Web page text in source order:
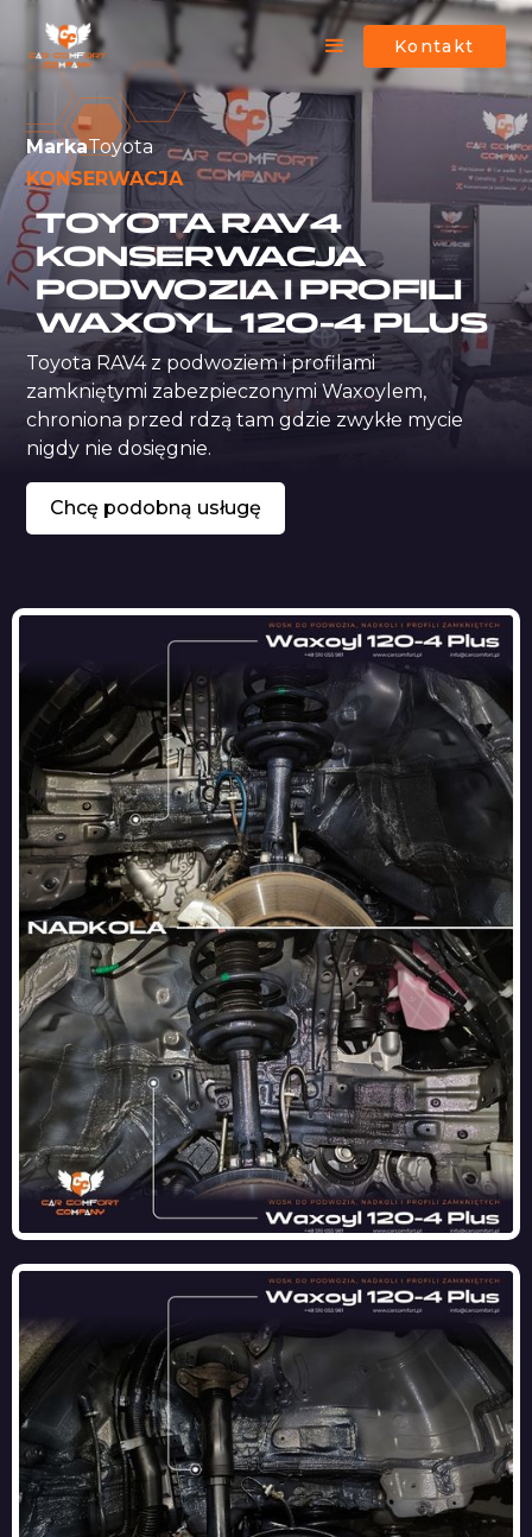
Kontakt
MarkaToyota
KONSERWACJA
TOYOTA RAV4
KONSERWACJA
PODWOZIA I PROFILI
WAXOYL 120-4 PLUS
Toyota RAV4 z podwoziem i profilami
zamkniętymi zabezpieczonymi Waxoylem,
chroniona przed rdzą tam gdzie zwykłe mycie
nigdy nie dosięgnie.
Chcę podobną usługę